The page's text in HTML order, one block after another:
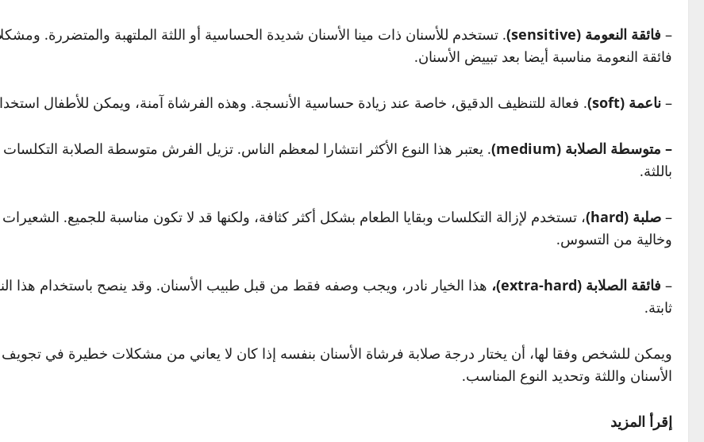
– فائقة النعومة (sensitive)
. تستخدم للأسنان ذات مينا الأسنان شديدة الحساسية أو اللثة الملتهبة والمتضررة.
فائقة النعومة مناسبة أيضا بعد تبييض الأسنان.
– ناعمة (soft) . فعالة للتنظيف الدقيق، خاصة عند زيادة حساسية الأنسجة. وهذه الفرشاة آمنة، ويمكن للأطفال
– متوسطة الصلابة (medium)
. يعتبر هذا النوع الأكثر انتشارا لمعظم الناس. تزيل الفرش متوسطة الصلابة
باللثة.
– صلبة (hard)
، تستخدم لإزالة التكلسات وبقايا الطعام بشكل أكثر كثافة، ولكنها قد لا تكون مناسبة للجميع.
وخالية من التسوس.
– فائقة الصلابة (extra-hard)،
هذا الخيار نادر، ويجب وصفه فقط من قبل طبيب الأسنان. وقد ينصح باستخدام هذا
ثابتة.
ويمكن للشخص وفقا لها، أن يختار درجة صلابة فرشاة الأسنان بنفسه إذا كان لا يعاني من مشكلات خطيرة في
الأسنان واللثة وتحديد النوع المناسب.
إقرأ المزيد